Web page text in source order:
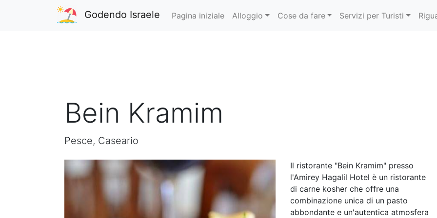
Godendo Israele Pagina iniziale Alloggio Cose da fare Servizi per Turisti
Bein Kramim
Pesce, Caseario
Il ristorante "Bein Kramim" presso
l'Amirey Hagalil Hotel è un ristorante
di carne kosher che offre una
combinazione unica di un pasto
abbondante e un'autentica atmosfera